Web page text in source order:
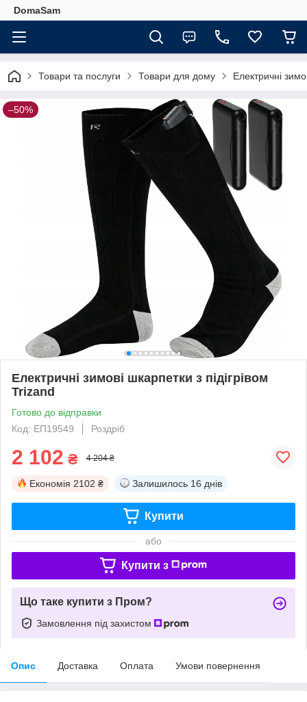
DomaSam
Товари та послуги Товари для дому Електричні
–50%
Електричні зимові шкарпетки з підігрівом
Trizand
Готово до відправки
Код: ЕП19549
Роздріб
2 102 ₴ 4 204 ₴
Економія 2102 ₴ Залишилось 16 днів
Купити
або
Купити з
Що таке купити з Пром?
Замовлення під захистом
Опис Доставка Оплата Умови повернення